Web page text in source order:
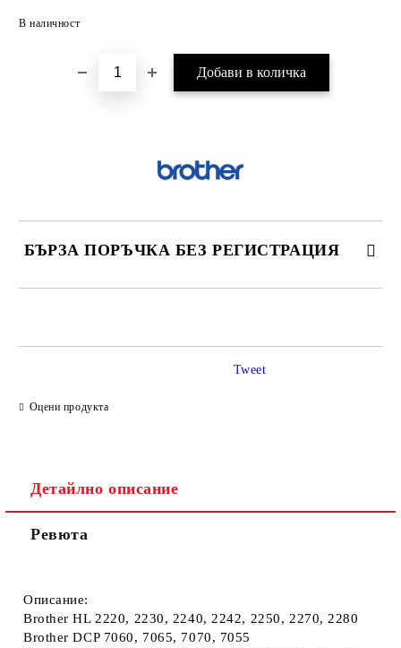
В наличност
БЪРЗА ПОРЪЧКА БЕЗ РЕГИСТРАЦИЯ
Оцени продукта
Tweet
Детайлно описание
Ревюта
Описание:
Brother HL 2220, 2230, 2240, 2242, 2250, 2270, 2280
Brother DCP 7060, 7065, 7070, 7055